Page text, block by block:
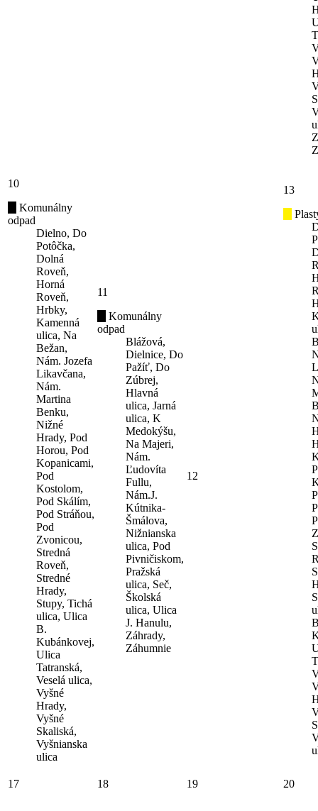
10
Komunálny
odpad
Dielno, Do
Potôčka,
Dolná
Roveň,
Horná
Roveň,
Hrbky,
Kamenná
ulica, Na
Bežan,
Nám. Jozefa
Likavčana,
Nám.
Martina
Benku,
Nižné
Hrady, Pod
Horou, Pod
Kopanicami,
Pod
Kostolom,
Pod Skálím,
Pod Stráňou,
Pod
Zvonicou,
Stredná
Roveň,
Stredné
Hrady,
Stupy, Tichá
ulica, Ulica
B.
Kubánkovej,
Ulica
Tatranská,
Veselá ulica,
Vyšné
Hrady,
Vyšné
Skaliská,
Vyšnianska
ulica
11
Komunálny
odpad
Blážová,
Dielnice, Do
Pažíť, Do
Zúbrej,
Hlavná
ulica, Jarná
ulica, K
Medokýšu,
Na Majeri,
Nám.
Ľudovíta
Fullu,
Nám.J.
Kútnika-
Šmálova,
Nižnianska
ulica, Pod
Pivničiskom,
Pražská
ulica, Seč,
Školská
ulica, Ulica
J. Hanulu,
Záhrady,
Záhumnie
12
13
17 18 19 20